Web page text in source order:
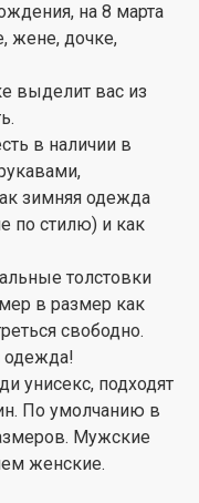
на 8 марта
жене, дочке,
выделит вас из
в наличии в
зимняя одежда
по стилю) и как
толстовки
в размер как
свободно.
одежда!
унисекс, подходят
По умолчанию в
Мужские
женские.